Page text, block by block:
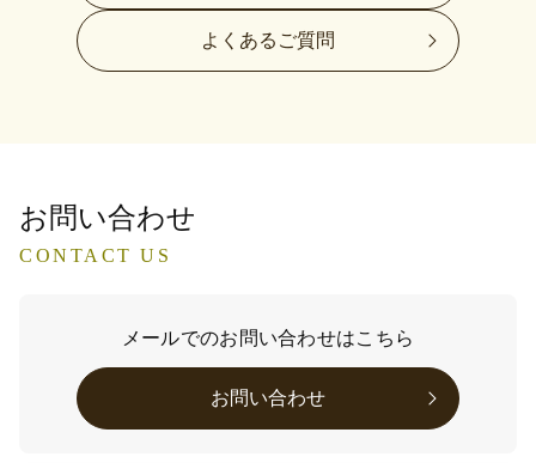
よくあるご質問
お問い合わせ
CONTACT US
メールでのお問い合わせはこちら
お問い合わせ